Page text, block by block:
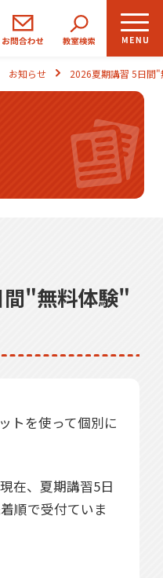
高校生
コース
お知らせ 2026夏期講習 5日間
"無料体験"
トを使って個別に
在、夏期講習5日
順で受付ていま